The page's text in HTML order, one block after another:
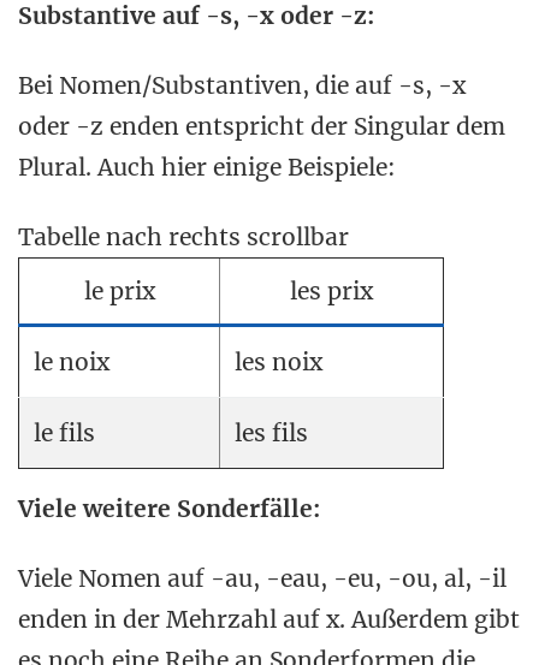
Substantive auf -s, -x oder -z:
Bei Nomen/Substantiven, die auf -s, -x
oder -z enden entspricht der Singular dem
Plural. Auch hier einige Beispiele:
Tabelle nach rechts scrollbar
le prix
les prix
le noix les noix
le fils les fils
Viele weitere Sonderfälle:
Viele Nomen auf -au, -eau, -eu, -ou, al, -il
enden in der Mehrzahl auf x. Außerdem gibt